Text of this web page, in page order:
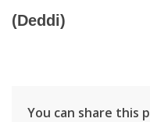
(Deddi)
You can share this